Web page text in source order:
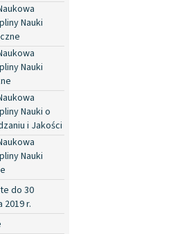
Nauki
Nauki
Nauki o
i Jakości
Nauki
do 30
r.